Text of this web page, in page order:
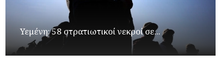
Υεμένη: 58 στρατιωτικοί νεκροί σε...